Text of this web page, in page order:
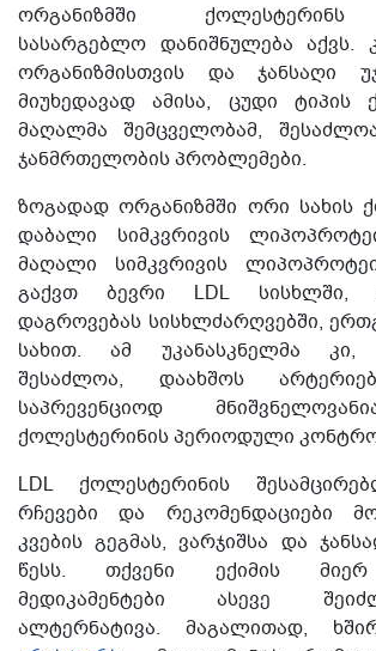
ორგანიზმში ქოლესტერინს
სასარგებლო დანიშნულება აქვს.
ორგანიზმისთვის და ჯანსაღი
მიუხედავად ამისა, ცუდი ტიპის
მაღალმა შემცველობამ,
ჯანმრთელობის პრობლემები.
ზოგადად ორგანიზმში ორი სახის
დაბალი სიმკვრივის
მაღალი სიმკვრივის
გაქვთ ბევრი LDL სისხლში,
დაგროვებას სისხლძარღვებში,
სახით. ამ უკანასკნელმა კი,
შესაძლოა, დაახშოს
საპრევენციოდ
ქოლესტერინის პერიოდული
LDL ქოლესტერინის
რჩევები და რეკომენდაციები
კვების გეგმას, ვარჯიშსა და
წესს. თქვენი ექიმის მიერ
მედიკამენტები ასევე
ალტერნატივა. მაგალითად,